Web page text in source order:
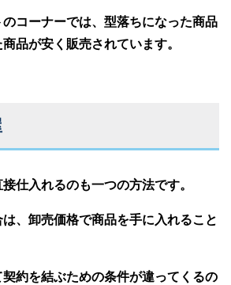
コーナーでは、型落ちになった商品
品が安く販売されています。
仕入れるのも一つの方法です。
、卸売価格で商品を手に入れること
約を結ぶための条件が違ってくるの